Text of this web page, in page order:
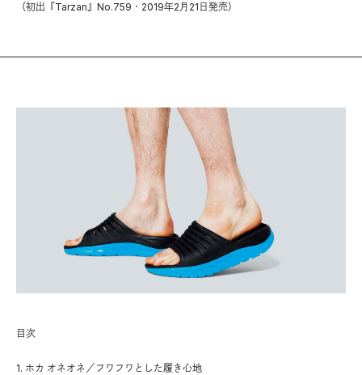
（初出『Tarzan』No.759・2019年2月21日発売）
目次
1. ホカ オネオネ／フワフワとした履き心地